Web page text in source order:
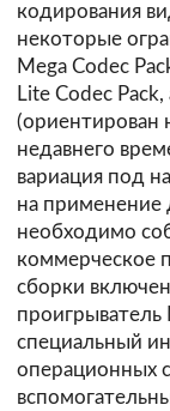
кодирования
некоторые
Mega Codec
Lite Codec
(ориентирован
недавнего
вариация под
на применение
необходимо
коммерческое
сборки
проигрыватель
специальный
операционных